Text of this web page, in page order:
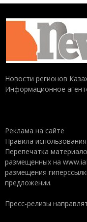
Новости регионов
Информационное
Реклама на сайте
Правила
Перепечатка
размещенных на
размещения
предложении.
Пресс-релизы